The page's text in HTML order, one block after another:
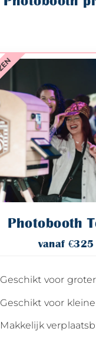
Photobooth
vanaf €325
Geschikt voor
Geschikt voor
Makkelijk